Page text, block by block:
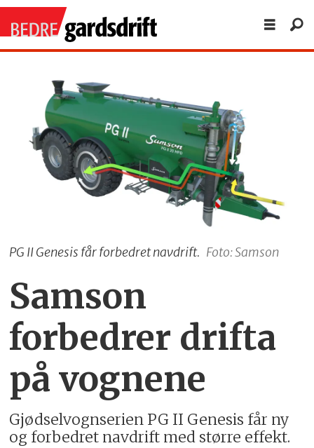
PG II Genesis får forbedret navdrift. Foto: Samson
Samson
forbedrer drifta
på vognene
Gjødselvognserien PG II Genesis får ny
og forbedret navdrift med større effekt.